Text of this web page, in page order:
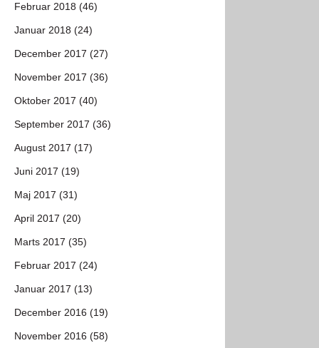
Februar 2018 (46)
Januar 2018 (24)
December 2017 (27)
November 2017 (36)
Oktober 2017 (40)
September 2017 (36)
August 2017 (17)
Juni 2017 (19)
Maj 2017 (31)
April 2017 (20)
Marts 2017 (35)
Februar 2017 (24)
Januar 2017 (13)
December 2016 (19)
November 2016 (58)